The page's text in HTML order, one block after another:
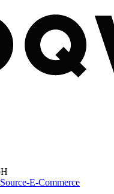
E-Commerce